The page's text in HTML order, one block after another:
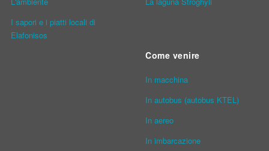
I sapori e i piatti locali di
Elafonisos
Come venire
In macchina
In autobus (autobus KTEL)
In aereo
In imbarcazione